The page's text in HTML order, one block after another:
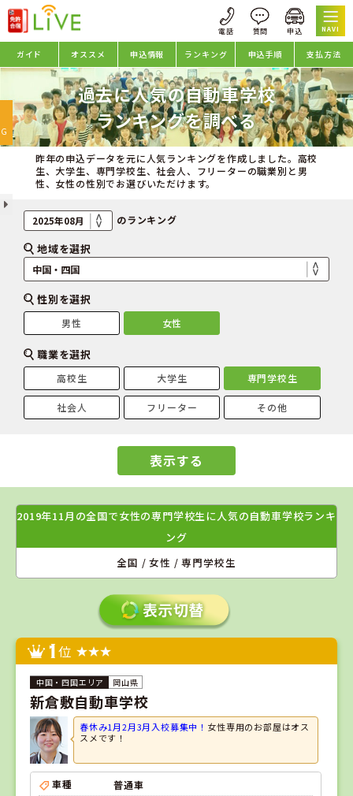
NAVI
ガイド オススメ 申込情報 ランキング 申込手順 支払方法
過去に人気の自動車学校
ランキングを調べる
昨年の申込データを元に人気ランキングを作成しました。高校
生、大学生、専門学校生、社会人、フリーターの職業別と男
性、女性の性別でお選びいただけます。
のランキング
地域を選択
性別を選択
男性 女性
職業を選択
高校生 大学生 専門学校生
社会人 フリーター その他
表示する
2019年11月の全国で女性の専門学校生に人気の自動車学校ランキ
ング
全国 / 女性 / 専門学校生
1位
岡山県
新倉敷自動車学校
春休み1月2月3月入校募集中！ 女性専用のお部屋はオス
スメです！
車種
普通車